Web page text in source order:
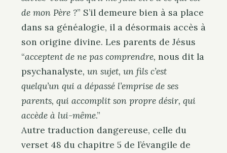
de mon Père ?” S’il demeure bien à sa place
dans sa généalogie, il a désormais accès à
son origine divine. Les parents de Jésus
“acceptent de ne pas comprendre, nous dit la
psychanalyste, un sujet, un fils c’est
quelqu’un qui a dépassé l’emprise de ses
parents, qui accomplit son propre désir, qui
accède à lui-même.”
Autre traduction dangereuse, celle du
verset 48 du chapitre 5 de l’évangile de